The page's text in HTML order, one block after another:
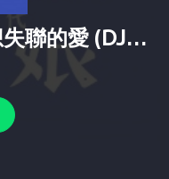
你給我這一輩子都不想失聯的愛 (DJ攀娘版)